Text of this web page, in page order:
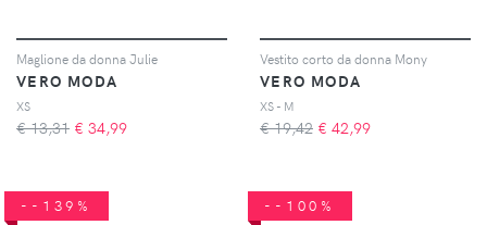
Maglione da donna Julie
VERO MODA
XS
€ 13,31 € 34,99
Vestito corto da donna Mony
VERO MODA
XS - M
€ 19,42 € 42,99
--139% --100%